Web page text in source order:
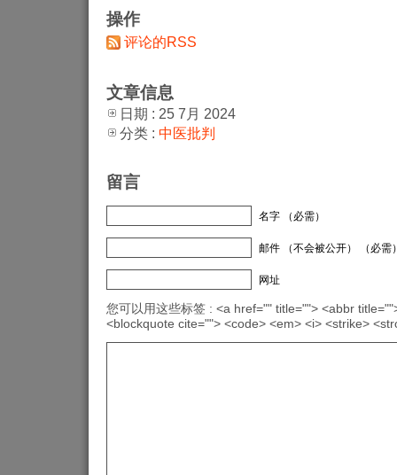
操作
评论的RSS
文章信息
日期 : 25 7月 2024
分类 : 中医批判
留言
名字 （必需）
邮件 （不会被公开） （必需
网址
您可以用这些标签 : <a href="" title=""> <abbr
<blockquote cite=""> <code> <em> <i> <strike>